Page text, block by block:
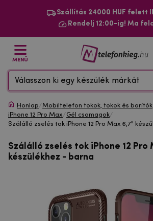
Szállítás 24000 HUF felett
Rendelj 12:00-ig! Ma
MENÜ
Válasszon ki egy készülék márkát
Honlap/Mobiltelefon tokok, tokok és borítók
iPhone 12 Pro Max/Gél csomagok/
Szálálló zselés tok iPhone 12 Pro Max 6,7"
Szálálló zselés tok iPhone 12 Pro
készülékhez - barna